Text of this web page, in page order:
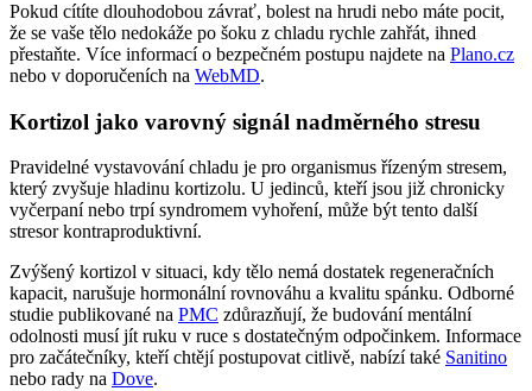
Pokud cítíte dlouhodobou závrať, bolest na hrudi nebo máte pocit,
že se vaše tělo nedokáže po šoku z chladu rychle zahřát, ihned
přestaňte. Více informací o bezpečném postupu najdete na Plano.cz
nebo v doporučeních na WebMD.
Kortizol jako varovný signál nadměrného stresu
Pravidelné vystavování chladu je pro organismus řízeným stresem,
který zvyšuje hladinu kortizolu. U jedinců, kteří jsou již chronicky
vyčerpaní nebo trpí syndromem vyhoření, může být tento další
stresor kontraproduktivní.
Zvýšený kortizol v situaci, kdy tělo nemá dostatek regeneračních
kapacit, narušuje hormonální rovnováhu a kvalitu spánku. Odborné
studie publikované na PMC zdůrazňují, že budování mentální
odolnosti musí jít ruku v ruce s dostatečným odpočinkem. Informace
pro začátečníky, kteří chtějí postupovat citlivě, nabízí také Sanitino
nebo rady na Dove.